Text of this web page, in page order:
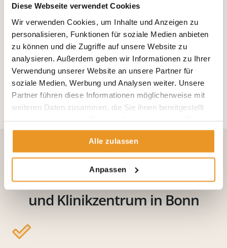
Diese Webseite verwendet Cookies
Wir verwenden Cookies, um Inhalte und Anzeigen zu
personalisieren, Funktionen für soziale Medien anbieten
zu können und die Zugriffe auf unsere Website zu
analysieren. Außerdem geben wir Informationen zu Ihrer
Verwendung unserer Website an unsere Partner für
soziale Medien, Werbung und Analysen weiter. Unsere
Partner führen diese Informationen möglicherweise mit
weiteren Daten zusammen, die Sie ihnen bereitgestellt
gesammelt haben.
Alle zulassen
Anpassen
Longevity und Physiotherapie – gesund älter
werden ist kein Zufall
„Alle möchten alt werden, aber keiner möchte alt sein.“
Dieser Satz beschreibt ein Spannungsfeld, das viele
Menschen kennen.
Longevity und Physiotherapie – gesund älter werden ist kein
Zufall
Ihre Vorteile in der Beta Klinik –
Privates Facharzt-
und Klinikzentrum in Bonn